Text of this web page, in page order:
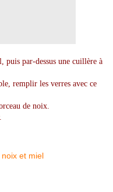
puis par-dessus une cuillère à
remplir les verres avec ce
de noix.